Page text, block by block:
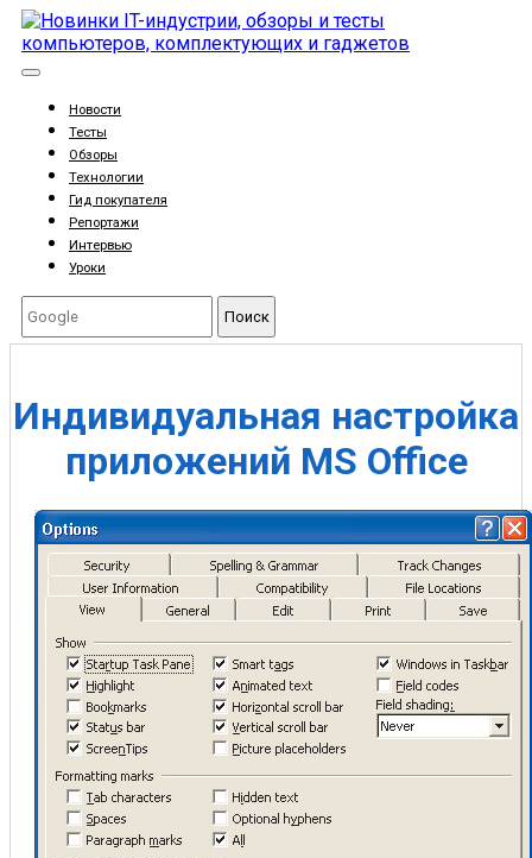
Новости
Тесты
Обзоры
Технологии
Гид покупателя
Репортажи
Интервью
Уроки
Поиск
Индивидуальная настройка
приложений MS Office